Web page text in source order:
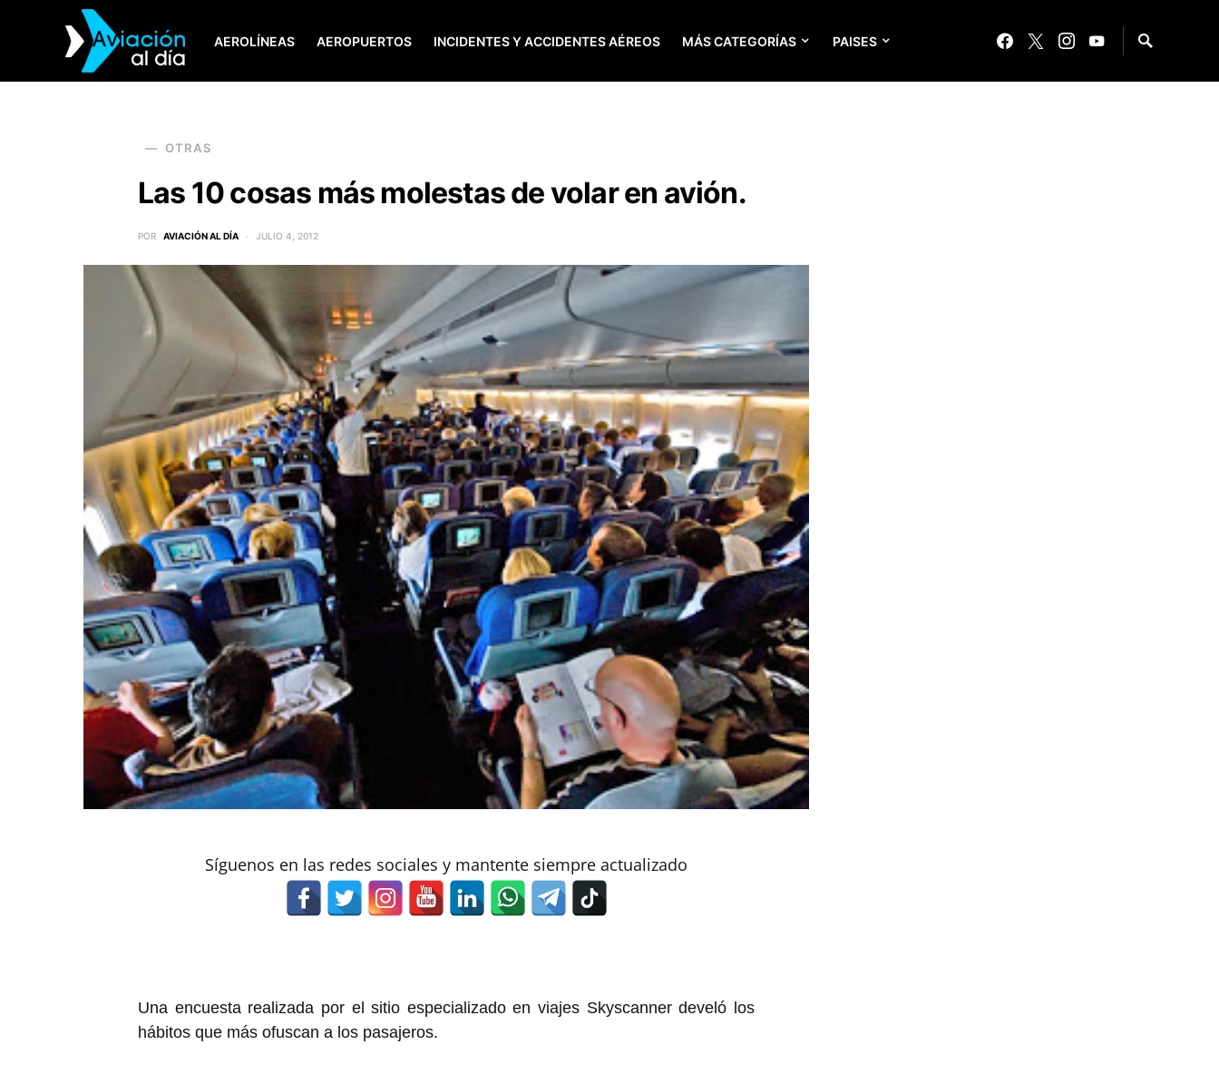
AEROLÍNEAS AEROPUERTOS INCIDENTES Y ACCIDENTES AÉREOS MÁS CATEGORÍAS PAISES
SEARCH FOR:
OTRAS
Las 10 cosas más molestas de volar en avión.
POR AVIACIÓN AL DÍA JULIO 4, 2012
Síguenos en las redes sociales y mantente siempre actualizado
Una encuesta realizada por el sitio especializado en viajes Skyscanner develó los
hábitos que más ofuscan a los pasajeros.